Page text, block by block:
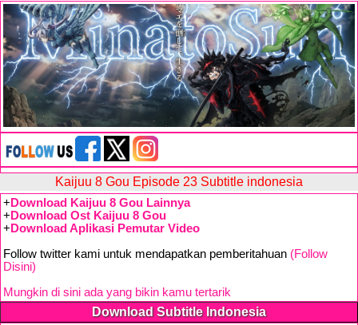
Kaijuu 8 Gou Episode 23 Subtitle indonesia
+ Download Kaijuu 8 Gou Lainnya
+ Download Ost Kaijuu 8 Gou
+ Download Aplikasi Pemutar Video
Follow twitter kami untuk mendapatkan pemberitahuan (Follow
Disini)
Mungkin di sini ada yang bikin kamu tertarik
Download Subtitle Indonesia